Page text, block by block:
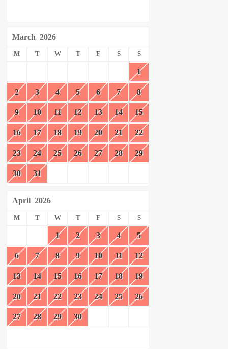
March 2026
M T W T F S S
1
2 3 4 5 6 7 8
9 10 11 12 13 14 15
16 17 18 19 20 21 22
23 24 25 26 27 28 29
30 31
April 2026
M T W T F S S
1 2 3 4 5
6 7 8 9 10 11 12
13 14 15 16 17 18 19
20 21 22 23 24 25 26
27 28 29 30